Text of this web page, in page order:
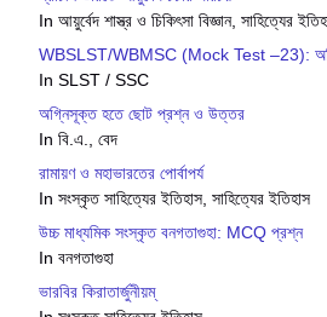
In আয়ুর্বেদ শাস্ত্র ও চিকিৎসা বিজ্ঞান, সাহিত্যের
WBSLST/WBMSC (Mock Test –23):
In SLST / SSC
অগ্নিসূক্ত হতে ছোট প্রশ্ন ও উত্তর
In বি.এ., বেদ
রামায়ণ ও মহাভারতের পোর্বাপর্য
In সংস্কৃত সাহিত্যের ইতিহাস, সাহিত্যের ইতিহাস
উচ্চ মাধ্যমিক সংস্কৃত বনগতাগুহা: MCQ প্রশ্ন
In বনগতাগুহা
ভারবির কিরাতার্জুনীয়ম্